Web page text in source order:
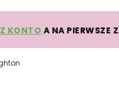
KONTO A NA PIERWSZE